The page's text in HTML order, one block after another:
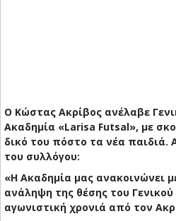
Ο Κώστας Ακρίβος ανέλαβε
Ακαδημία «Larisa Futsal», με
δικό του πόστο τα νέα παιδιά.
του συλλόγου:
«Η Ακαδημία μας ανακοινώνει
ανάληψη της θέσης του
αγωνιστική χρονιά από τον